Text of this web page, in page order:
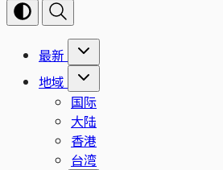
最新
地域
国际
大陆
香港
台湾